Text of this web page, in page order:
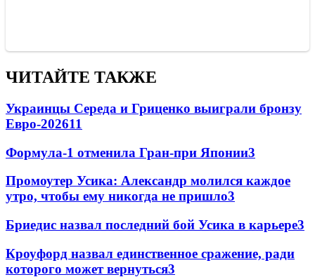
ЧИТАЙТЕ ТАКЖЕ
Украинцы Середа и Гриценко выиграли бронзу
Евро-202611
Формула-1 отменила Гран-при Японии3
Промоутер Усика: Александр молился каждое
утро, чтобы ему никогда не пришло3
Бриедис назвал последний бой Усика в карьере3
Кроуфорд назвал единственное сражение, ради
которого может вернуться3